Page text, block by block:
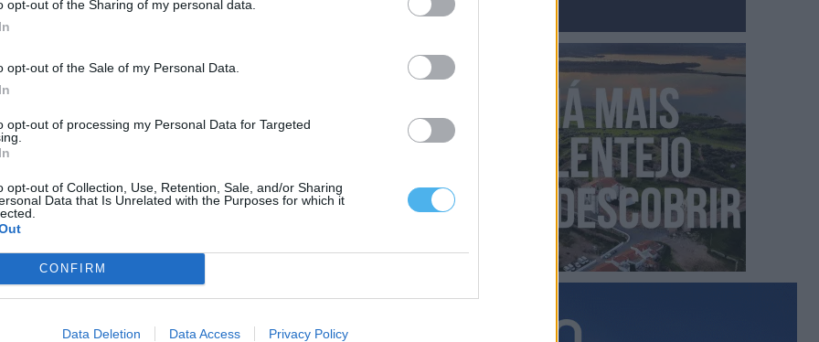
opt-out of the Sharing of my personal data.
opt-out of the Sale of my Personal Data.
opt-out of processing my Personal Data for Targeted
opt-out of Collection, Use, Retention, Sale, and/or Sharing
Data that Is Unrelated with the Purposes for which it
CONFIRM
Data Deletion Data Access Privacy Policy
pela Faculdade de Ciências Sociais e
em Economia Política no Instituto Superior de
grupo norte-americano líder mundial em
se ao segmento de fundos de pensões e de
(EUA).
no concelho e na região, entre outras
da câmara municipal, que é liderada pelo
nas próximas eleições pela limitação